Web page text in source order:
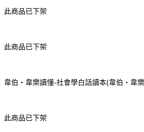
此商品已下架
此商品已下架
韋伯‧韋樂讀懂-社會學白話讀本(韋伯‧韋
此商品已下架